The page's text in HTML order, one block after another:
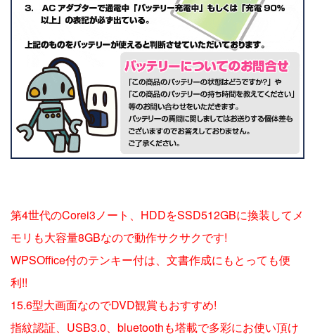
第4世代のCorei3ノート、HDDをSSD512GBに換装してメ
モリも大容量8GBなので動作サクサクです!
WPSOffice付のテンキー付は、文書作成にもとっても便
利!!
15.6型大画面なのでDVD観賞もおすすめ!
指紋認証、USB3.0、bluetoothも塔載で多彩にお使い頂け